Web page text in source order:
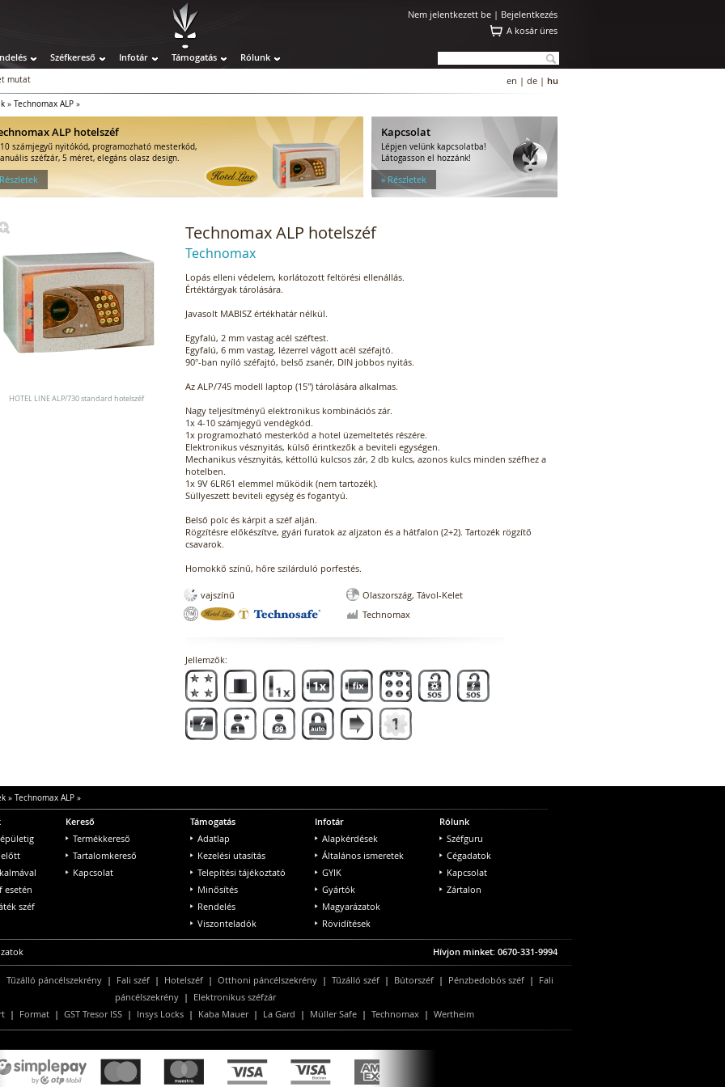
Nem jelentkezett be | Bejelentkezés
A kosár üres
Széfkereső Infotár Támogatás Rólunk
mutat en | de | hu
» Technomax ALP »
ALP hotelszéf
számjegyű nyitókód, programozható mesterkód,
széfzár, 5 méret, elegáns olasz design.
Kapcsolat
Lépjen velünk kapcsolatba!
Látogasson el hozzánk!
» Részletek
HOTEL LINE ALP/730 standard hotelszéf
Technomax ALP hotelszéf
Technomax
Lopás elleni védelem, korlátozott feltörési ellenállás.
Értéktárgyak tárolására.
Javasolt MABISZ értékhatár nélkül.
Egyfalú, 2 mm vastag acél széftest.
Egyfalú, 6 mm vastag, lézerrel vágott acél széfajtó.
90°-ban nyíló széfajtó, belső zsanér, DIN jobbos nyitás.
Az ALP/745 modell laptop (15") tárolására alkalmas.
Nagy teljesítményű elektronikus kombinációs zár.
1x 4-10 számjegyű vendégkód.
1x programozható mesterkód a hotel üzemeltetés részére.
Elektronikus vésznyitás, külső érintkezők a beviteli egységen.
Mechanikus vésznyitás, kéttollú kulcsos zár, 2 db kulcs, azonos kulcs minden széfhez a
hotelben.
1x 9V 6LR61 elemmel működik (nem tartozék).
Süllyeszett beviteli egység és fogantyú.
Belső polc és kárpit a széf alján.
Rögzítésre előkészítve, gyári furatok az aljzaton és a hátfalon (2+2). Tartozék rögzítő
csavarok.
Homokkő színű, hőre szilárduló porfestés.
vajszínű
Olaszország, Távol-Kelet
Technomax
Jellemzők:
» Technomax ALP»
előtt
esetén
széf
Kereső
Termékkereső
Tartalomkereső
Kapcsolat
Támogatás
Adatlap
Kezelési utasítás
Telepítési tájékoztató
Minősítés
Rendelés
Viszonteladók
Infotár
Alapkérdések
Általános ismeretek
GYIK
Gyártók
Magyarázatok
Rövidítések
Rólunk
Széfguru
Cégadatok
Kapcsolat
Zártalon
Hívjon minket: 0670-331-9994
Tűzálló páncélszekrény| Fali széf| Hotelszéf| Otthoni páncélszekrény| Tűzálló széf| Bútorszéf| Pénzbedobós széf| Fali
páncélszekrény | Elektronikus széfzár
| Format | GST Tresor ISS | Insys Locks | Kaba Mauer| La Gard | Müller Safe | Technomax | Wertheim